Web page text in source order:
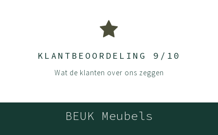
KLANTBEOORDELING 9/10
Wat de klanten over ons zeggen
BEUK Meubels